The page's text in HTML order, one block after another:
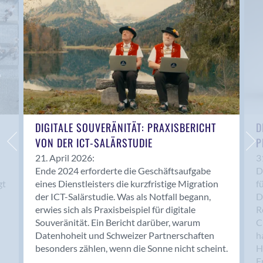
Anwil
Appenzell
Au SG
Baar
Baden
Balsthal
Balzers
Basel
Bassersdorf
Belp
Bendern
Benken (SG)
Bergdietikon
Berlin
Bern
Bern - Liebefeld
DIGITALE SOUVERÄNITÄT: PRAXISBERICHT
VON DER ICT-SALÄRSTUDIE
21. April 2026:
Ende 2024 erforderte die Geschäftsaufgabe
eines Dienstleisters die kurzfristige Migration
der ICT-Salärstudie. Was als Notfall begann,
erwies sich als Praxisbeispiel für digitale
Souveränität. Ein Bericht darüber, warum
Datenhoheit und Schweizer Partnerschaften
besonders zählen, wenn die Sonne nicht scheint.